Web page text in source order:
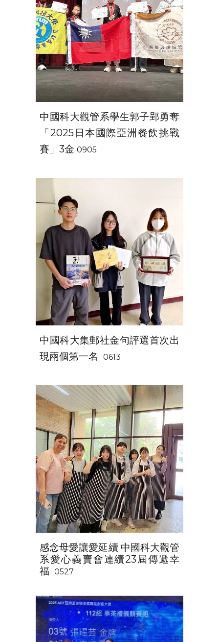
中國科大觀管系學生郭子郢勇奪
「2025日本國際亞洲餐飲挑戰
賽」3金 0905
中國科大集郵社金句評選首次出
現兩個第一名
0613
感念母愛讓愛延續 中國科大觀管
系愛心義賣會連續23屆傳遞幸
福
0527